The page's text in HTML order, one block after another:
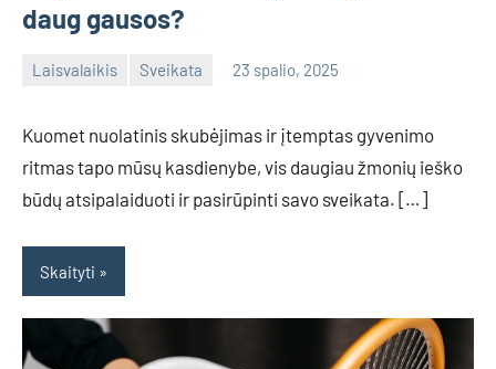
daug gausos?
Laisvalaikis Sveikata 23 spalio, 2025
Kuomet nuolatinis skubėjimas ir įtemptas gyvenimo
ritmas tapo mūsų kasdienybe, vis daugiau žmonių ieško
būdų atsipalaiduoti ir pasirūpinti savo sveikata. […]
Skaityti